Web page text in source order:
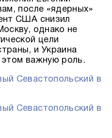
после «ядерных»
США снизил
однако не
цели
и Украина
этом важную роль.
Севастопольский в
Севастопольский в